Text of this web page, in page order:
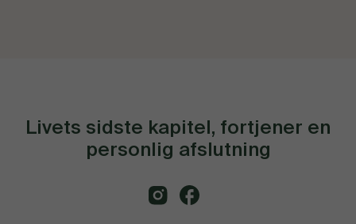
Livets sidste kapitel, fortjener en
personlig afslutning